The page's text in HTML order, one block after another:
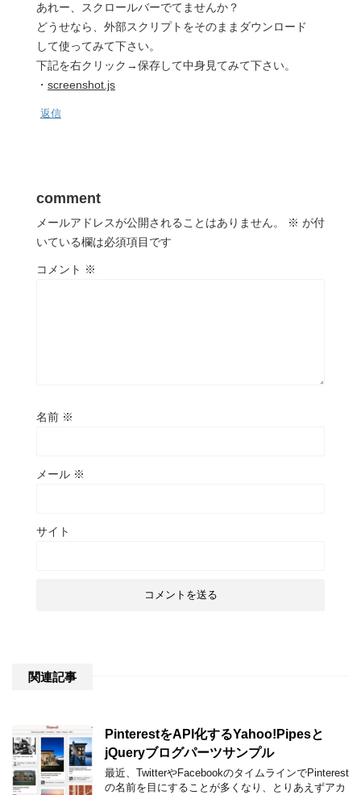
あれー、スクロールバーでてませんか？
どうせなら、外部スクリプトをそのままダウンロード
して使ってみて下さい。
下記を右クリック→保存して中身見てみて下さい。
・ screenshot.js
返信
comment
メールアドレスが公開されることはありません。 ※ が付
いている欄は必須項目です
コメント ※
名前 ※
メール ※
サイト
関連記事
PinterestをAPI化するYahoo!Pipesと
jQueryブログパーツサンプル
最近、TwitterやFacebookのタイムラインでPinterest
の名前を目にすることが多くなり、とりあえずアカ